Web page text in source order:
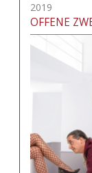
2019
OFFENE